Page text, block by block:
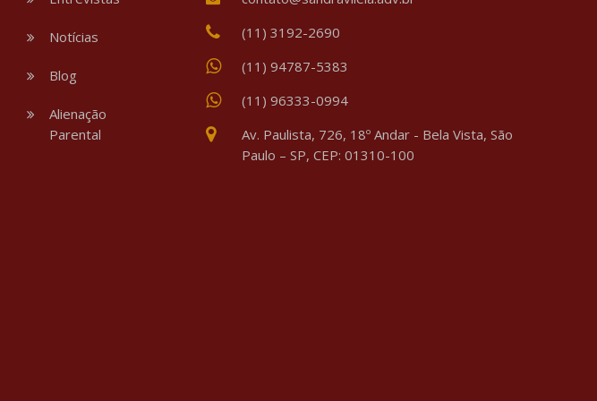
Notícias
Blog
Alienação
Parental
(11) 3192-2690
(11) 94787-5383
(11) 96333-0994
Av. Paulista, 726, 18º Andar - Bela Vista, São
Paulo – SP, CEP: 01310-100